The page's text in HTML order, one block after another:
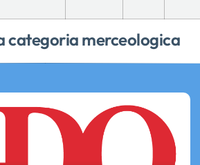
categoria merceologica